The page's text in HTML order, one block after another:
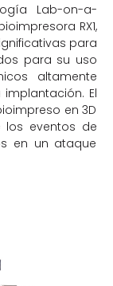
Lab-on-a-
RX1,
para
para su uso
altamente
El
en 3D
los eventos de
en un ataque